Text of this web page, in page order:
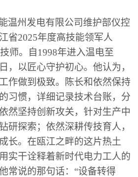
温州发电有限公司维护部仪控
省2025年度高技能领军人
师。自1998年进入温电至
，以匠心守护初心。他认为，
作做到极致。陈长和依然保持
习惯，详细记录技术台账，分
然坚持创新攻关，针对生产中
研探索；依然深耕传技育人，
长。在瓯江之畔的这片热土
实干诠释着新时代电力工人的
常说的那句话：“设备转得